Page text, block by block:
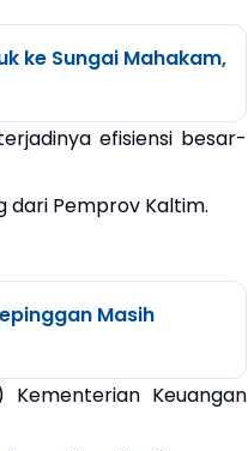
ke Sungai Mahakam,
efisiensi besar-
dari Pemprov Kaltim.
Masih
Keuangan